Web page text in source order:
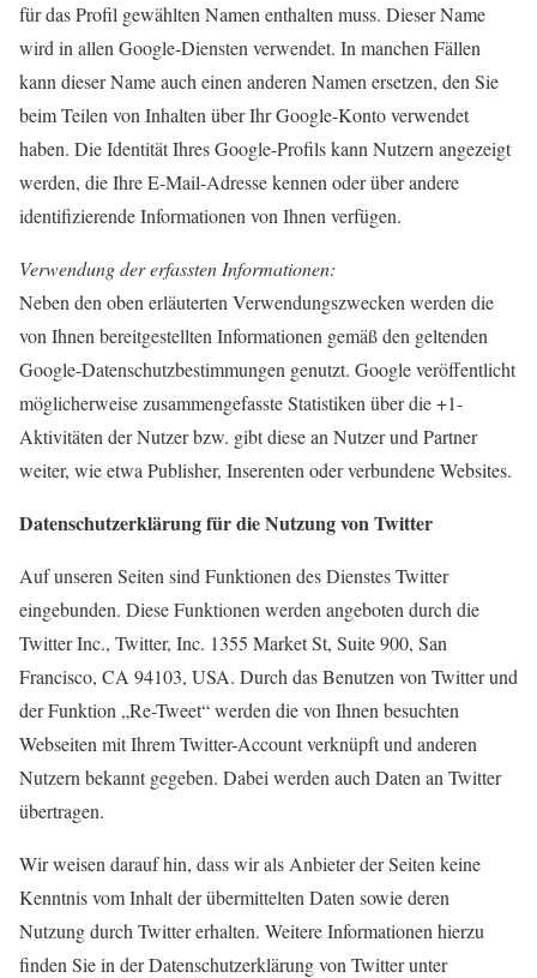
für das Profil gewählten Namen enthalten muss. Dieser Name
wird in allen Google-Diensten verwendet. In manchen Fällen
kann dieser Name auch einen anderen Namen ersetzen, den Sie
beim Teilen von Inhalten über Ihr Google-Konto verwendet
haben. Die Identität Ihres Google-Profils kann Nutzern angezeigt
werden, die Ihre E-Mail-Adresse kennen oder über andere
identifizierende Informationen von Ihnen verfügen.
Verwendung der erfassten Informationen:
Neben den oben erläuterten Verwendungszwecken werden die
von Ihnen bereitgestellten Informationen gemäß den geltenden
Google-Datenschutzbestimmungen genutzt. Google veröffentlicht
möglicherweise zusammengefasste Statistiken über die +1-
Aktivitäten der Nutzer bzw. gibt diese an Nutzer und Partner
weiter, wie etwa Publisher, Inserenten oder verbundene Websites.
Datenschutzerklärung für die Nutzung von Twitter
Auf unseren Seiten sind Funktionen des Dienstes Twitter
eingebunden. Diese Funktionen werden angeboten durch die
Twitter Inc., Twitter, Inc. 1355 Market St, Suite 900, San
Francisco, CA 94103, USA. Durch das Benutzen von Twitter und
der Funktion „Re-Tweet“ werden die von Ihnen besuchten
Webseiten mit Ihrem Twitter-Account verknüpft und anderen
Nutzern bekannt gegeben. Dabei werden auch Daten an Twitter
übertragen.
Wir weisen darauf hin, dass wir als Anbieter der Seiten keine
Kenntnis vom Inhalt der übermittelten Daten sowie deren
Nutzung durch Twitter erhalten. Weitere Informationen hierzu
finden Sie in der Datenschutzerklärung von Twitter unter